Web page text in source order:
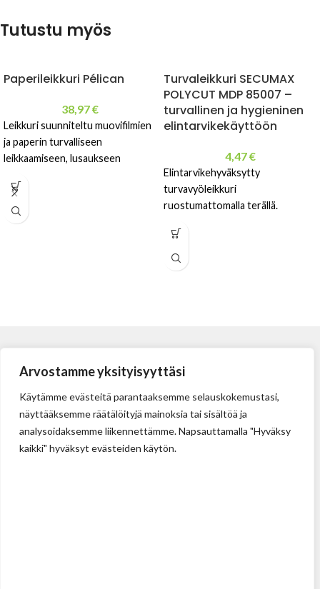
Arvostamme yksityisyyttäsi
Käytämme evästeitä parantaaksemme selauskokemustasi,
näyttääksemme räätälöityjä mainoksia tai sisältöä ja
analysoidaksemme liikennettämme. Napsauttamalla "Hyväksy
kaikki" hyväksyt evästeiden käytön.
Tutustu myös
Paperileikkuri Pélican
38,97€
Leikkuri suunniteltu muovifilmien
ja paperin turvalliseen
leikkaamiseen, lusaukseen
Turvaleikkuri SECUMAX
POLYCUT MDP 85007 –
turvallinen ja hygieninen
elintarvikekäyttöön
4,47€
Elintarvikehyväksytty
turvavyöleikkuri
ruostumattomalla terällä.
Tehdas